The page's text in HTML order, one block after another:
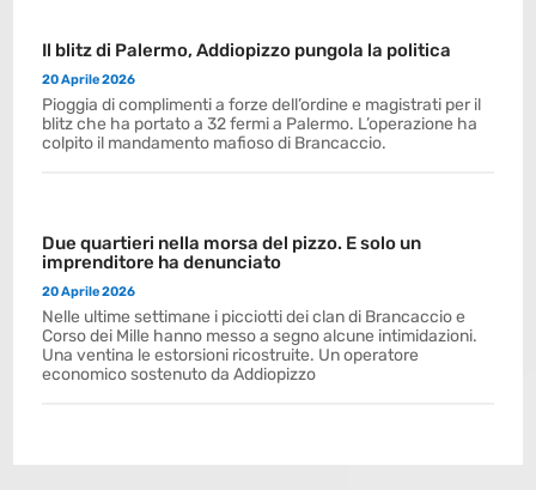
Il blitz di Palermo, Addiopizzo pungola la politica
20 Aprile 2026
Pioggia di complimenti a forze dell’ordine e magistrati per il
blitz che ha portato a 32 fermi a Palermo. L’operazione ha
colpito il mandamento mafioso di Brancaccio.
Due quartieri nella morsa del pizzo. E solo un
imprenditore ha denunciato
20 Aprile 2026
Nelle ultime settimane i picciotti dei clan di Brancaccio e
Corso dei Mille hanno messo a segno alcune intimidazioni.
Una ventina le estorsioni ricostruite. Un operatore
economico sostenuto da Addiopizzo